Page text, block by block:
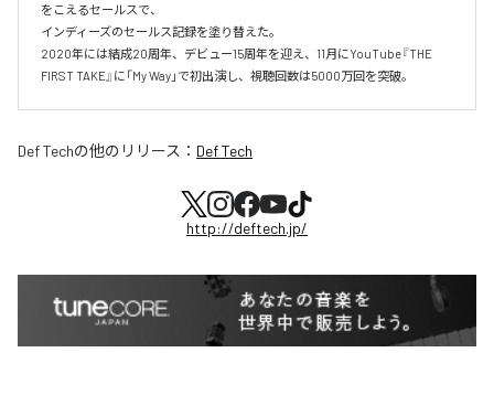
をこえるセールスで、
インディーズのセールス記録を塗り替えた。
2020年には結成20周年、デビュー15周年を迎え、11月にYouTube『THE
FIRST TAKE』に「My Way」で初出演し、視聴回数は5000万回を突破。
Def Techの他のリリース： Def Tech
http://deftech.jp/